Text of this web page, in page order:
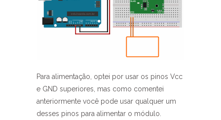
Para alimentação, optei por usar os pinos Vcc
e GND superiores, mas como comentei
anteriormente você pode usar qualquer um
desses pinos para alimentar o módulo.